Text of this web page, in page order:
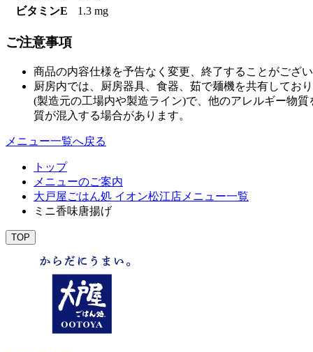
ビタミンE
1.3 mg
ご注意事項
商品の内容仕様を予告なく変更、終了することがござ
厨房内では、厨房器具、食器、茹で麺機を共有してお
(製造元の工場内や製造ライン)で、他のアレルギー物
質が混入する場合があります。
メニュー一覧へ戻る
トップ
メニューのご案内
大戸屋ごはん処 イオン松江店メニュー一覧
ミニ香味唐揚げ
TOP